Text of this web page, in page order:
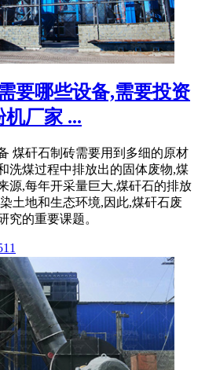
要哪些设备,需要投资
机厂家 ...
煤矸石制砖需要用到多细的原材
洗煤过程中排放出的固体废物,煤
源,每年开采量巨大,煤矸石的排放
土地和生态环境,因此,煤矸石废
究的重要课题。